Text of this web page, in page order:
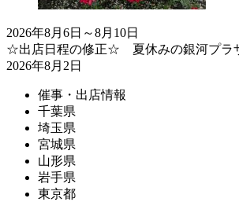
2026年8月6日～8月10日
☆出店日程の修正☆ 夏休みの銀河プラ
2026年8月2日
催事・出店情報
千葉県
埼玉県
宮城県
山形県
岩手県
東京都